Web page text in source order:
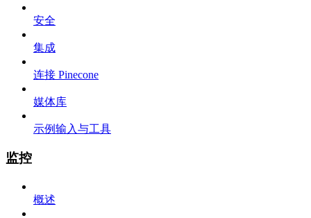
安全
集成
连接 Pinecone
媒体库
示例输入与工具
监控
概述